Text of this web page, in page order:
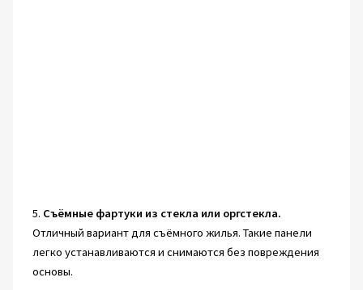
5. Съёмные фартуки из стекла или оргстекла.
Отличный вариант для съёмного жилья. Такие панели
легко устанавливаются и снимаются без повреждения
основы.